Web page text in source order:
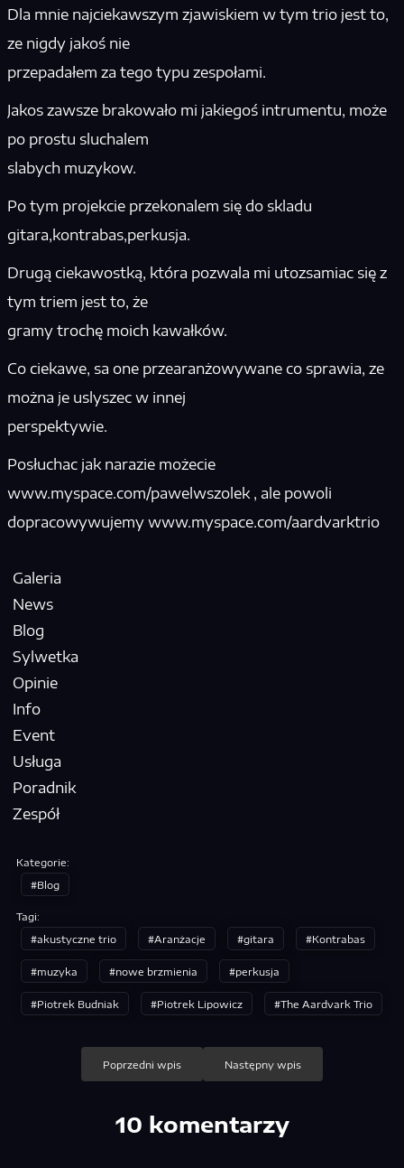
Dla mnie najciekawszym zjawiskiem w tym trio jest to,
ze nigdy jakoś nie
przepadałem za tego typu zespołami.
Jakos zawsze brakowało mi jakiegoś intrumentu, może
po prostu sluchalem
slabych muzykow.
Po tym projekcie przekonalem się do skladu
gitara,kontrabas,perkusja.
Drugą ciekawostką, która pozwala mi utozsamiac się z
tym triem jest to, że
gramy trochę moich kawałków.
Co ciekawe, sa one przearanżowywane co sprawia, ze
można je uslyszec w innej
perspektywie.
Posłuchac jak narazie możecie
www.myspace.com/pawelwszolek , ale powoli
dopracowywujemy www.myspace.com/aardvarktrio
Galeria
News
Blog
Sylwetka
Opinie
Info
Event
Usługa
Poradnik
Zespół
Kategorie:
Blog
Tagi:
akustyczne trio
Aranżacje gitara Kontrabas
muzyka nowe brzmienia perkusja
Piotrek Budniak Piotrek Lipowicz The Aardvark Trio
Nawigacja
Poprzedni wpis Następny wpis
10 komentarzy